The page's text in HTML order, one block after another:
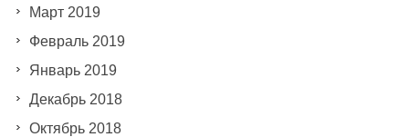
Март 2019
Февраль 2019
Январь 2019
Декабрь 2018
Октябрь 2018